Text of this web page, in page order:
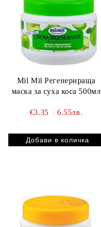
Mil Mil Регенерираща
маска за суха коса 500мл
€3.35 6.55лв.